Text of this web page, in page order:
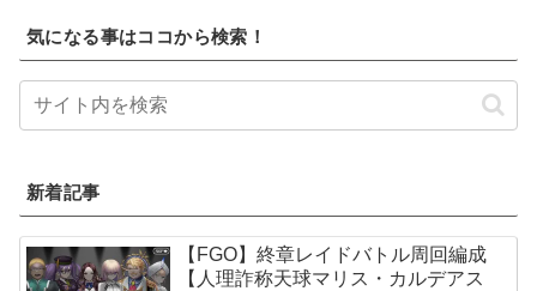
気になる事はココから検索！
新着記事
【FGO】終章レイドバトル周回編成
【人理詐称天球マリス・カルデアス